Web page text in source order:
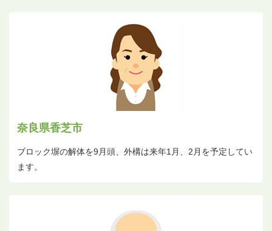
奈良県香芝市
ブロック塀の解体を9月頭、外構は来年1月、2月を予定してい
ます。